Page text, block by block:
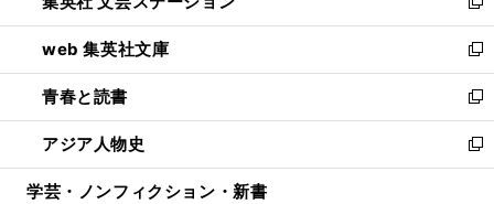
ィ
ン
ド
ウ
で
開
く
い
ウ
ィ
ン
ド
ウ
で
開
新
し
い
ウ
ィ
ン
ド
ウ
web 集英社文庫
新
し
い
ウ
ィ
ン
青春と読書
新
し
い
ウ
アジア人物史
新
し
学芸・ノンフィクション・新書